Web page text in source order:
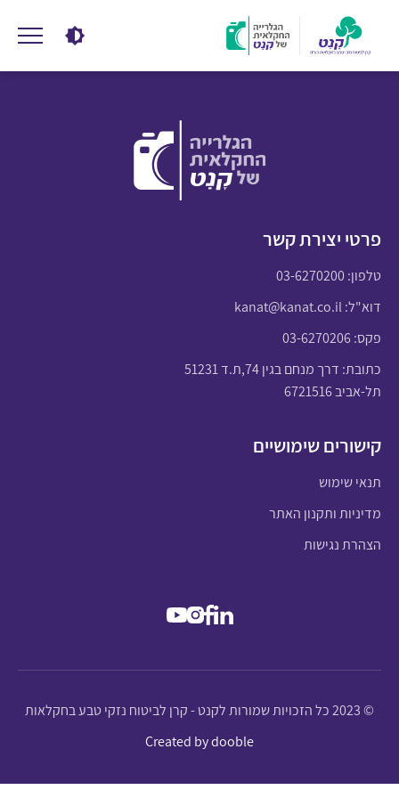
פרטי יצירת קשר
טלפון:03-6270200
דוא"ל:kanat@kanat.co.il
פקס: 03-6270206
כתובת: דרך מנחם בגין 74,ת.ד 51231
תל-אביב 6721516
קישורים שימושיים
תנאי שימוש
מדיניות ותקנון האתר
הצהרת נגישות
© 2023 כל הזכויות שמורות לקנט - קרן לביטוח נזקי טבע בחקלאות
Created by dooble